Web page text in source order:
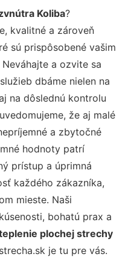
Koliba?
kvalitné a zároveň
sú prispôsobené vašim
a ozvite sa
dbáme nielen na
na dôslednú kontrolu
že aj malé
a zbytočné
hodnoty patrí
prístup a úprimná
každého zákazníka,
mieste. Naši
bohatú prax a
plochej strechy
je tu pre vás.